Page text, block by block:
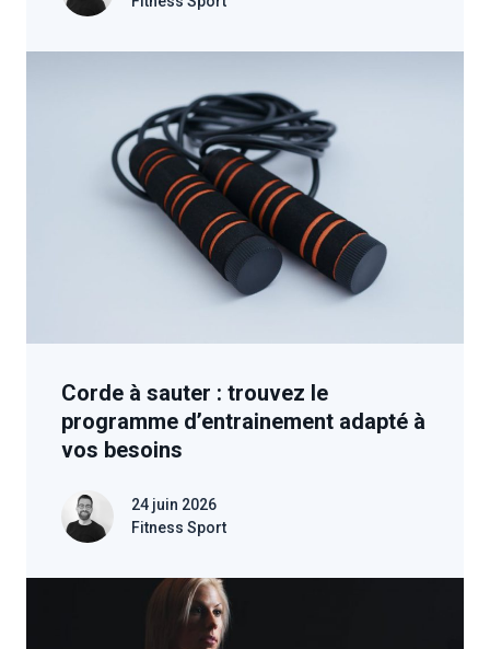
Corde à sauter : trouvez le
programme d’entrainement adapté à
vos besoins
24 juin 2026
Fitness Sport